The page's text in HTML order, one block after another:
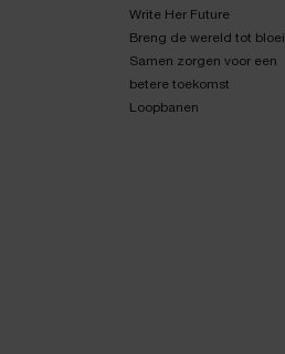
Write Her Future
Breng de wereld tot bloei
Samen zorgen voor een
betere toekomst
Loopbanen